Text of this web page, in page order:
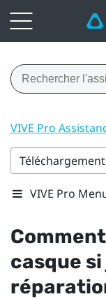
VIVE Pro
VIVE Pro
casque